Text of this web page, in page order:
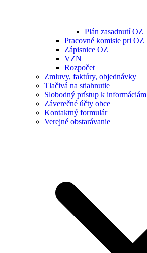
Plán zasadnutí OZ
Pracovné komisie pri OZ
Zápisnice OZ
VZN
Rozpočet
Zmluvy, faktúry, objednávky
Tlačivá na stiahnutie
Slobodný prístup k informáciám
Záverečné účty obce
Kontaktný formulár
Verejné obstarávanie